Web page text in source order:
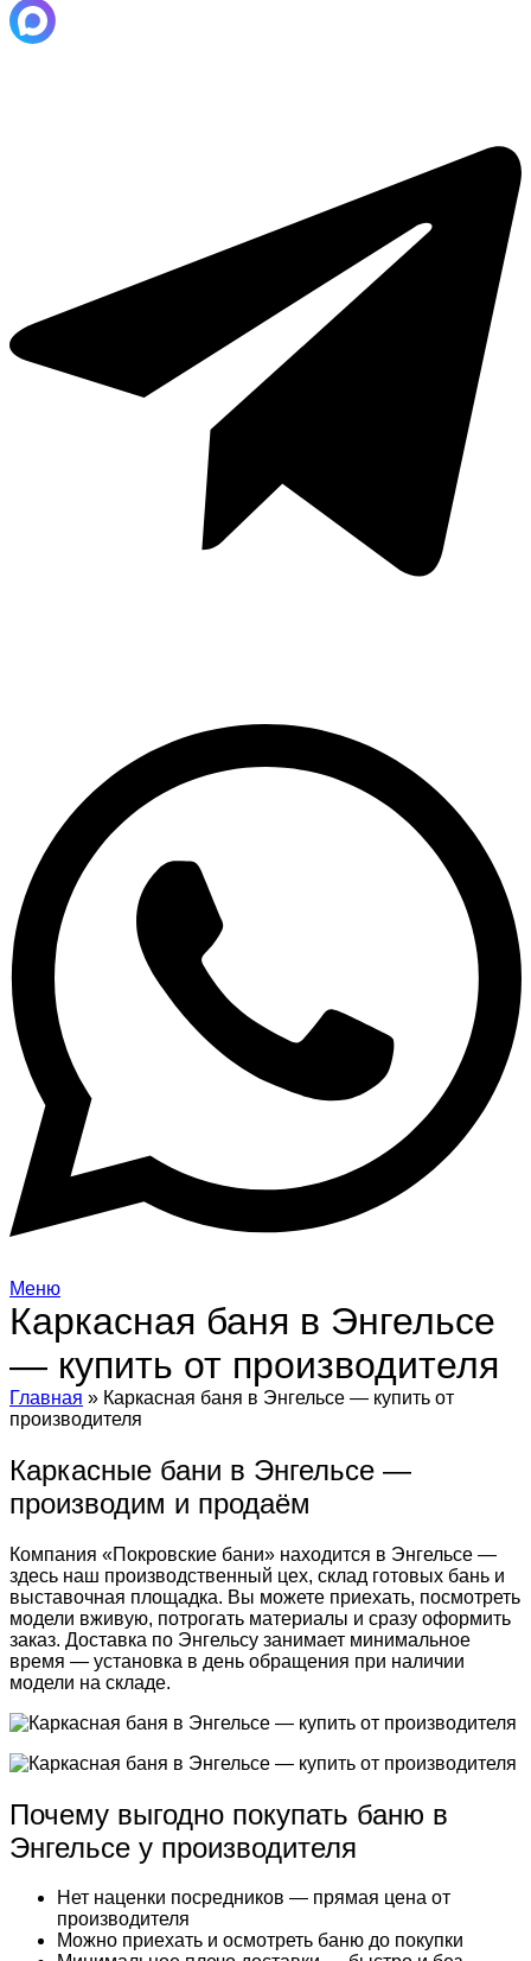
Меню
Каркасная баня в Энгельсе
— купить от производителя
Главная » Каркасная баня в Энгельсе — купить от
производителя
Каркасные бани в Энгельсе —
производим и продаём
Компания «Покровские бани» находится в Энгельсе —
здесь наш производственный цех, склад готовых бань и
выставочная площадка. Вы можете приехать, посмотреть
модели вживую, потрогать материалы и сразу оформить
заказ. Доставка по Энгельсу занимает минимальное
время — установка в день обращения при наличии
модели на складе.
Почему выгодно покупать баню в
Энгельсе у производителя
Нет наценки посредников — прямая цена от
производителя
Можно приехать и осмотреть баню до покупки